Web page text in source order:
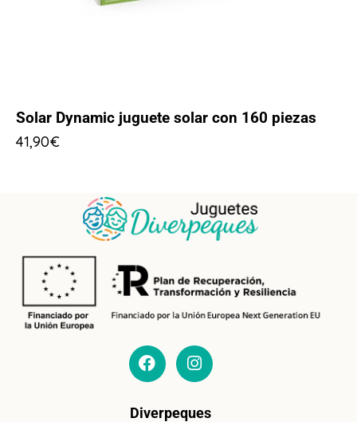
Solar Dynamic juguete solar con 160 piezas
41,90€
Diverpeques